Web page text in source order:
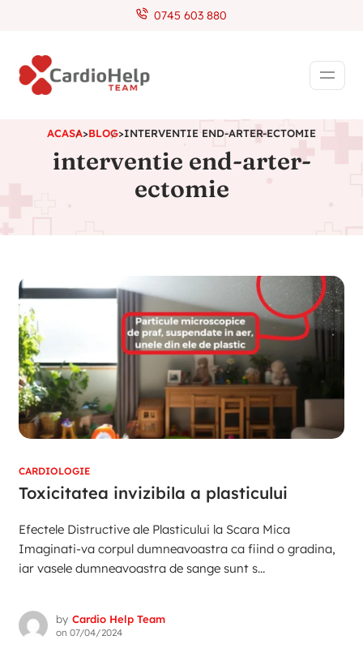
0745 603 880
ACASA>BLOG>INTERVENTIE END-ARTER-ECTOMIE
interventie end-arter-
ectomie
CARDIOLOGIE
Toxicitatea invizibila a plasticului
Efectele Distructive ale Plasticului la Scara Mica
Imaginati-va corpul dumneavoastra ca fiind o gradina,
iar vasele dumneavoastra de sange sunt s...
by Cardio Help Team
on 07/04/2024